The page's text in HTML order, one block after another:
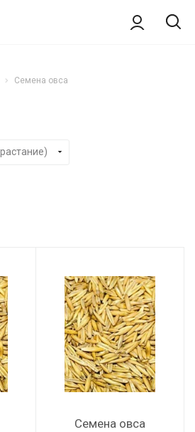
Семена овса
Семена овса